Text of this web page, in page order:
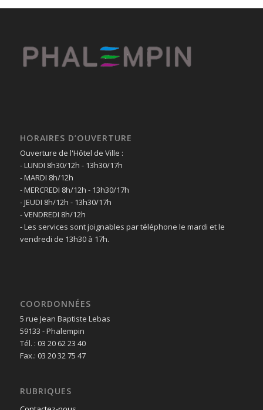
HORAIRES D’OUVERTURE
Ouverture de l'Hôtel de Ville :
- LUNDI 8h30/12h - 13h30/17h
- MARDI 8h/12h
- MERCREDI 8h/12h - 13h30/17h
- JEUDI 8h/12h - 13h30/17h
- VENDREDI 8h/12h
- Les services sont joignables par téléphone le mardi et le
vendredi de 13h30 à 17h.
COORDONNÉES
5 rue Jean Baptiste Lebas
59133 - Phalempin
Tél. : 03 20 62 23 40
Fax.: 03 20 32 75 47
RUBRIQUES